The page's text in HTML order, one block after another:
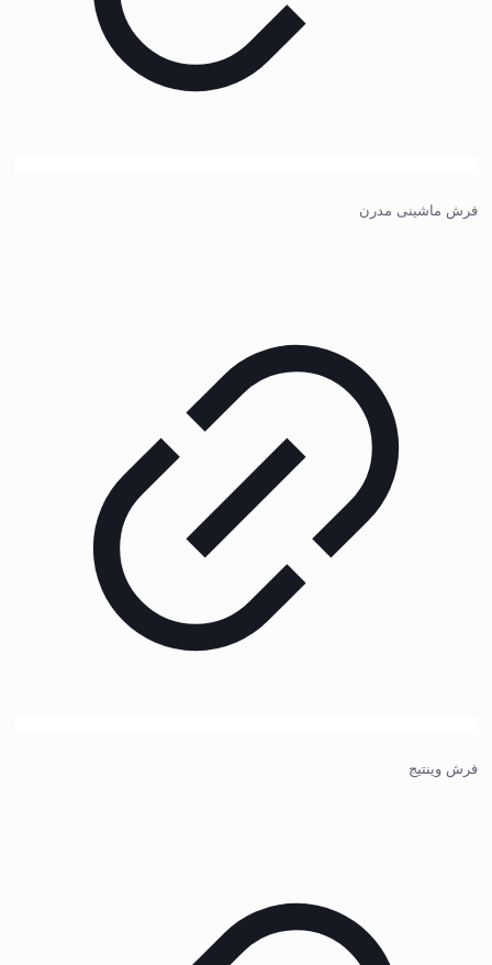
فرش ماشینی مدرن
فرش وینتیج